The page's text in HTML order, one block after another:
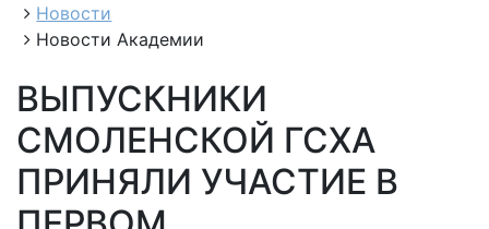
Новости
Новости Академии
ВЫПУСКНИКИ
СМОЛЕНСКОЙ ГСХА
ПРИНЯЛИ УЧАСТИЕ В